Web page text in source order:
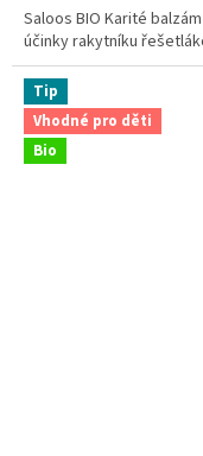
z
5
hvězdiček.
Saloos BIO Karité
účinky rakytníku
Tip
Vhodné pro děti
Bio